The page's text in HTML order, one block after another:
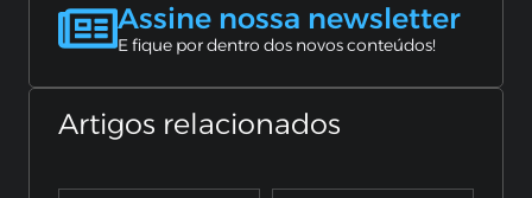
Assine nossa newsletter
E fique por dentro dos novos conteúdos!
Artigos relacionados